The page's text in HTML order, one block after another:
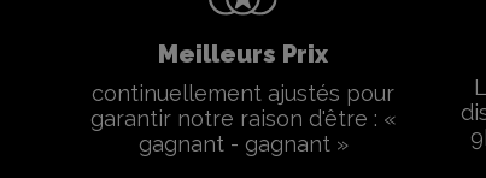
Meilleurs Prix
continuellement ajustés pour
garantir notre raison d'être : «
gagnant - gagnant »